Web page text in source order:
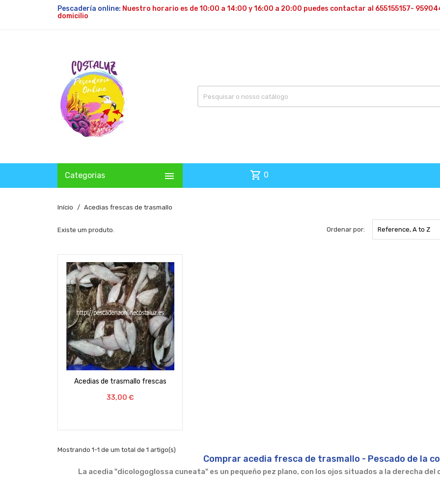
Pescadería online: Nuestro horario es de 10:00 a 14:00 y 16:00 a 20:00 puedes contactar al 655155157-
domicilio
Categorias  shopping_cart 0
Início Acedias frescas de trasmallo
Existe um produto. Ordenar por: Reference, A to Z
Acedias de trasmallo frescas
Preço
33,00 €
Mostrando 1-1 de um total de 1 artigo(s)
Comprar acedia fresca de trasmallo - Pescado de la
La acedia "dicologoglossa cuneata" es un pequeño pez plano, con los ojos situados a la derecha del